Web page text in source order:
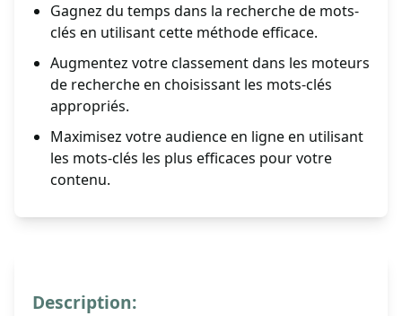
Gagnez du temps dans la recherche de mots-
clés en utilisant cette méthode efficace.
Augmentez votre classement dans les moteurs
de recherche en choisissant les mots-clés
appropriés.
Maximisez votre audience en ligne en utilisant
les mots-clés les plus efficaces pour votre
contenu.
Description: